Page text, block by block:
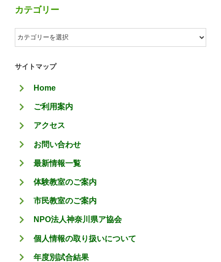
カテゴリー
カ
テ
ゴ
ー
サイトマップ
Home
ご利用案内
アクセス
お問い合わせ
最新情報一覧
体験教室のご案内
市民教室のご案内
NPO法人神奈川県ア協会
個人情報の取り扱いについて
年度別試合結果